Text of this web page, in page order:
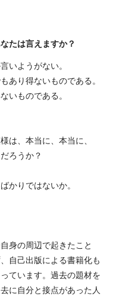
たは言えますか？
いようがない。
あり得ないものである。
いものである。
は、本当に、本当に、
ろうか？
かりではないか。
身の周辺で起きたこと
自己出版による書籍化も
ています。過去の題材を
に自分と接点があった人